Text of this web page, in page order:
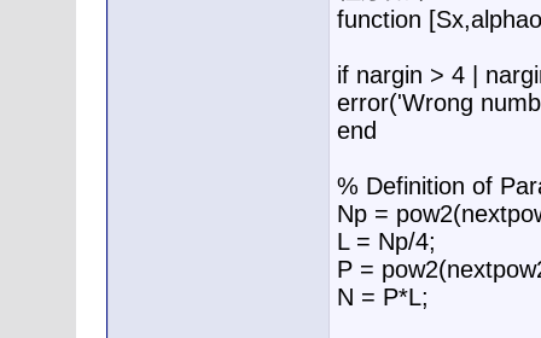
function
if nargin > 4 |
error('Wrong
end
% Definition of
Np =
L = Np/4;
P =
N = P*L;